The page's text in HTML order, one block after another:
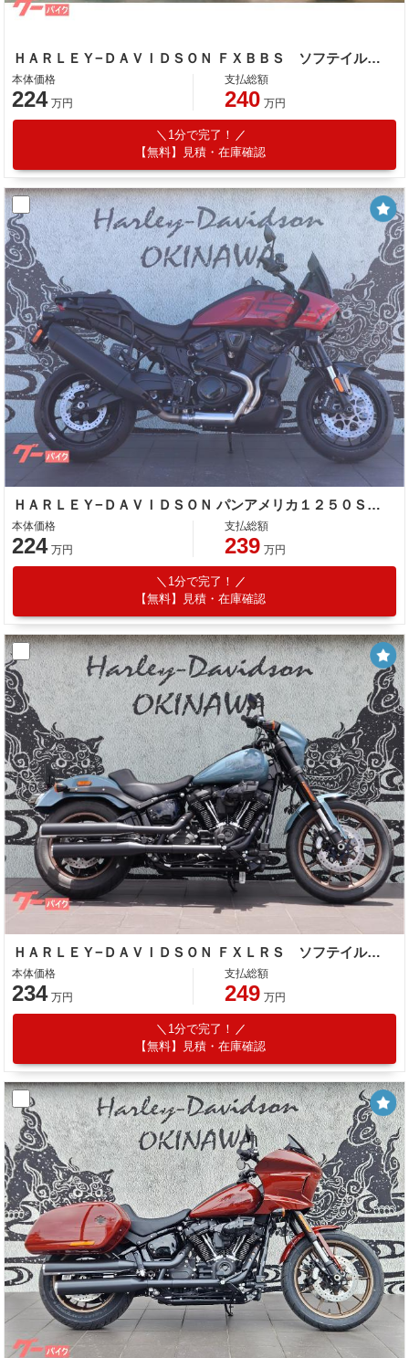
ＨＡＲＬＥＹ−ＤＡＶＩＤＳＯＮ ＦＸＢＢＳ ソフテイルストリートボブ１１４ ＡＢＳ デジタルメーター エイプハンガーハンドルバー
本体価格
224 万円
支払総額
240 万円
1分で完了！
【無料】見積・在庫確認
ＨＡＲＬＥＹ−ＤＡＶＩＤＳＯＮ パンアメリカ１２５０ＳＴ ＡＢＳ／ＬＥＤ／クイックシフター
本体価格
224 万円
支払総額
239 万円
1分で完了！
【無料】見積・在庫確認
ＨＡＲＬＥＹ−ＤＡＶＩＤＳＯＮ ＦＸＬＲＳ ソフテイル ローライダーＳ／ローダウン車／ＬＥＤ／ＡＢＳ／試乗可能
本体価格
234 万円
支払総額
249 万円
1分で完了！
【無料】見積・在庫確認